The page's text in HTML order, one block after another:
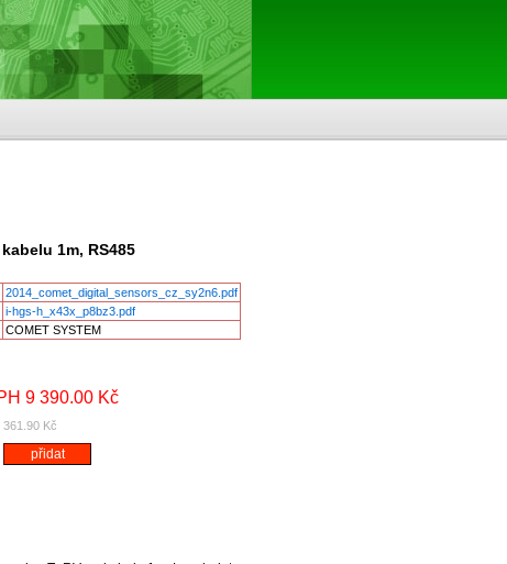
1m, RS485
2014_comet_digital_sensors_cz_sy2n6.pdf
i-hgs-h_x43x_p8bz3.pdf
COMET SYSTEM
9 390.00 Kč
361.90 Kč